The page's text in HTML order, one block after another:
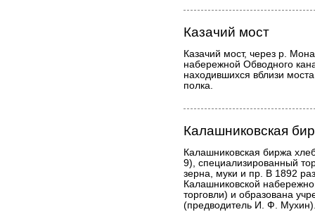
Казачий мост
Казачий мост, через р.
набережной Обводного
находившихся вблизи
полка.
Калашниковская
Калашниковская биржа
9), специализированный
зерна, муки и пр. В 1892
Калашниковской
торговли) и образована
(предводитель И. Ф.